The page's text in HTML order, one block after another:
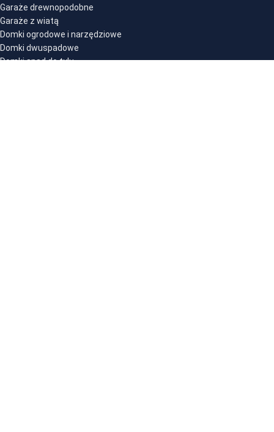
Garaże drewnopodobne
Garaże z wiatą
Domki ogrodowe i narzędziowe
Domki dwuspadowe
Domki spad do tyłu